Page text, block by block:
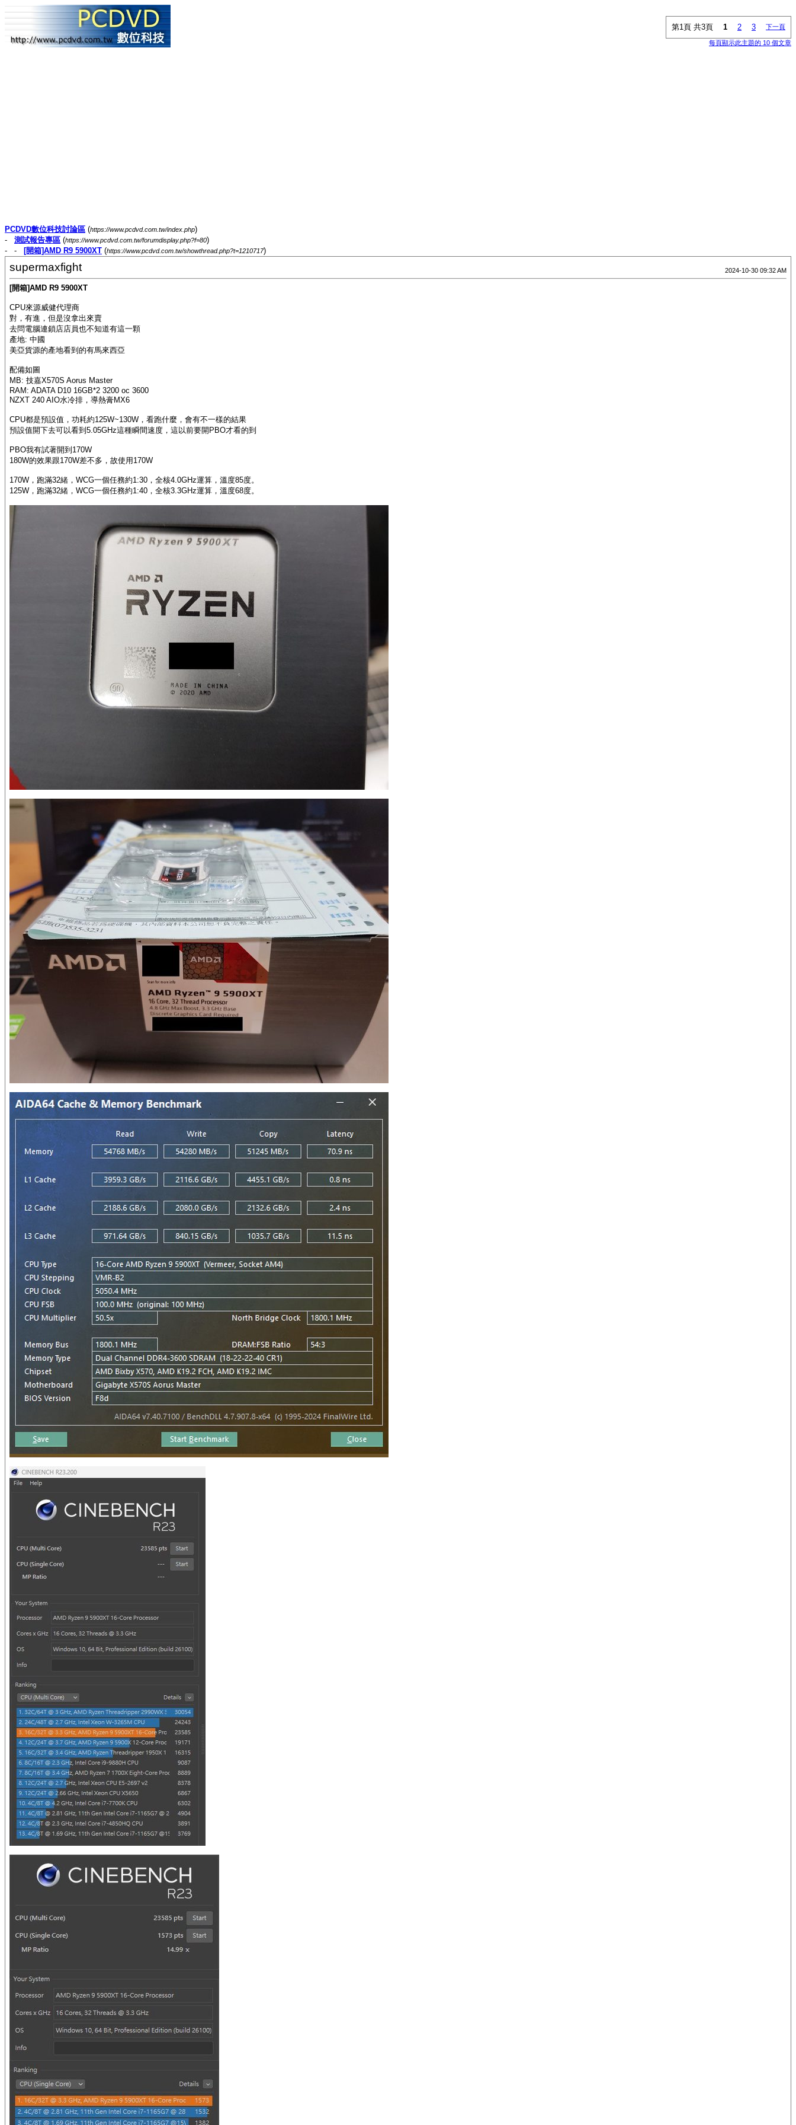
第1頁 共3頁 1 2 3 下一頁
每頁顯示此主題的 10 個文章
PCDVD數位科技討論區 (https://www.pcdvd.com.tw/index.php)
- 測試報告專區 (https://www.pcdvd.com.tw/forumdisplay.php?f=80)
- -
[開箱]AMD R9 5900XT (https://www.pcdvd.com.tw/showthread.php?t=1210717)
supermaxfight 2024-10-30 09:32 AM
[開箱]AMD R9 5900XT
CPU來源威健代理商
對，有進，但是沒拿出來賣
去問電腦連鎖店店員也不知道有這一顆
產地: 中國
美亞貨源的產地看到的有馬來西亞
配備如圖
MB: 技嘉X570S Aorus Master
RAM: ADATA D10 16GB*2 3200 oc 3600
NZXT 240 AIO水冷排，導熱膏MX6
CPU都是預設值，功耗約125W~130W，看跑什麼，會有不一樣的結果
預設值開下去可以看到5.05GHz這種瞬間速度，這以前要開PBO才看的到
PBO我有試著開到170W
180W的效果跟170W差不多，故使用170W
170W，跑滿32緒，WCG一個任務約1:30，全核4.0GHz運算，溫度85度。
125W，跑滿32緒，WCG一個任務約1:40，全核3.3GHz運算，溫度68度。